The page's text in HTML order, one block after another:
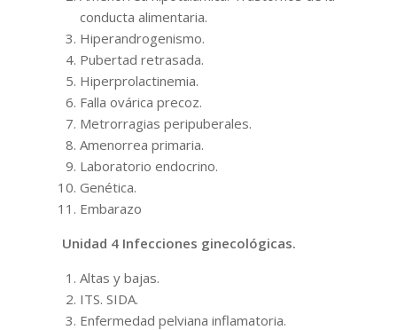
conducta alimentaria.
Hiperandrogenismo.
Pubertad retrasada.
Hiperprolactinemia.
Falla ovárica precoz.
Metrorragias peripuberales.
Amenorrea primaria.
Laboratorio endocrino.
Genética.
Embarazo
Unidad 4 Infecciones ginecológicas.
Altas y bajas.
ITS. SIDA.
Enfermedad pelviana inflamatoria.